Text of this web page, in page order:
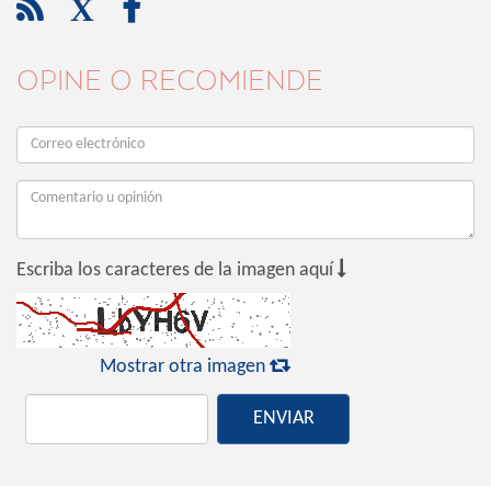
 X 
OPINE O RECOMIENDE
Escriba los caracteres de la imagen aquí 
Mostrar otra imagen 
ENVIAR